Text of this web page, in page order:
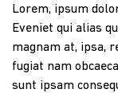
Lorem, ipsum
Eveniet qui alias
magnam at, ipsa,
fugiat nam
sunt ipsam